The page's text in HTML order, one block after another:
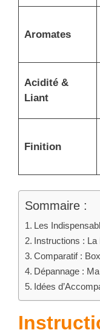
Aromates
Acidité &
Liant
Finition
Sommaire :
Les
Instructions :
Comparatif :
Dépannage :
Idées